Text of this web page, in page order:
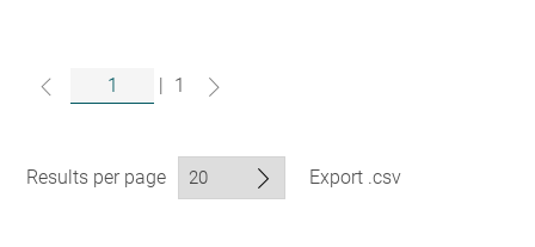
1
Results per page Export .csv